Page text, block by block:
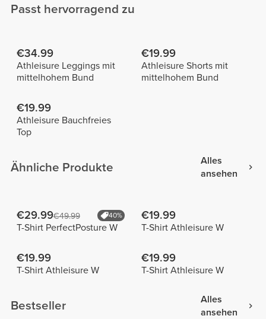
Passt hervorragend zu
€34.99
Athleisure Leggings mit
mittelhohem Bund
€19.99
Athleisure Shorts mit
mittelhohem Bund
€19.99
Athleisure Bauchfreies
Top
Ähnliche Produkte
Alles
ansehen
€29.99€49.99 40%
T-Shirt PerfectPosture W
€19.99
T-Shirt Athleisure W
€19.99
T-Shirt Athleisure W
€19.99
T-Shirt Athleisure W
Bestseller
Alles
ansehen